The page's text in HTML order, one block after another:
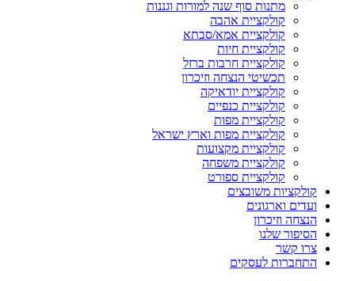
מתנות סוף שנה למורות וגננות
קולקציית אהבה
קולקציית אמא/סבתא
קולקציית חיות
קולקציית חרבות ברזל
תכשיטי הנצחה וזיכרון
קולקציית יודאיקה
קולקציית כנפיים
קולקציית מפות
קולקציית מפות וארץ ישראל
קולקציית מקצועות
קולקציית משפחה
קולקציית ספורט
קולקציות משובצים
ועדים וארגונים
הנצחה וזיכרון
הסיפור שלנו
צרו קשר
התחברות לעסקים